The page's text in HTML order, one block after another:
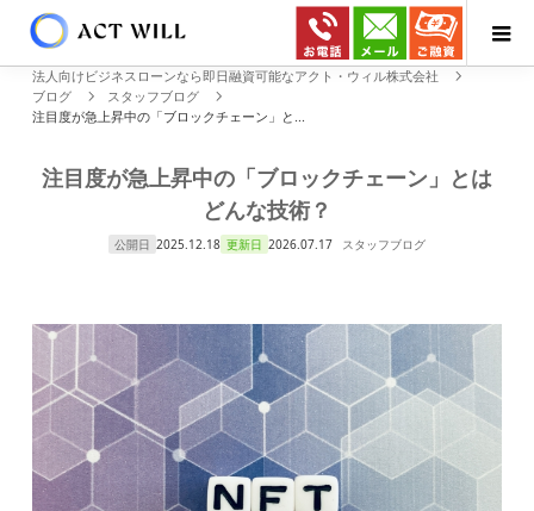
法人向けビジネスローンなら即日融資可能なアクト・ウィル株式会社
ブログ
スタッフブログ
注目度が急上昇中の「ブロックチェーン」と...
注目度が急上昇中の「ブロックチェーン」とは
どんな技術？
公開日 2025.12.18 更新日 2026.07.17 スタッフブログ